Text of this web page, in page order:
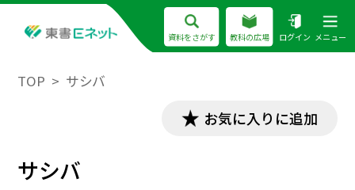
資料をさがす 教科の広場 ログイン メニュー
TOP サシバ
お気に入りに追加
サシバ